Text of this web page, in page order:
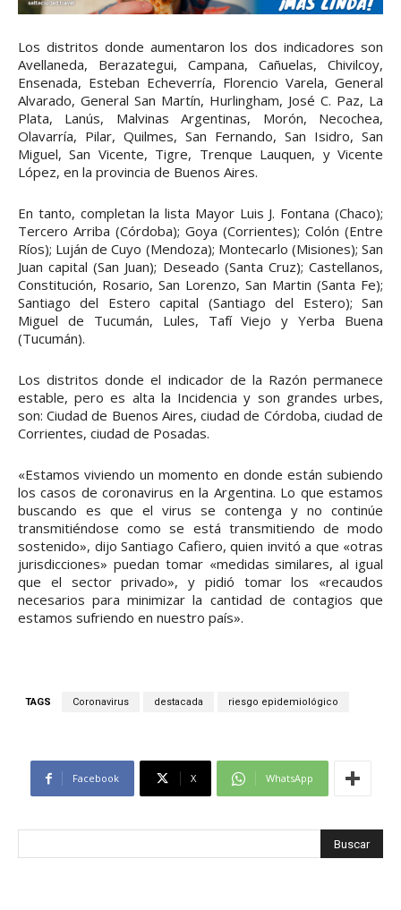
Los distritos donde aumentaron los dos indicadores son
Avellaneda, Berazategui, Campana, Cañuelas, Chivilcoy,
Ensenada, Esteban Echeverría, Florencio Varela, General
Alvarado, General San Martín, Hurlingham, José C. Paz, La
Plata, Lanús, Malvinas Argentinas, Morón, Necochea,
Olavarría, Pilar, Quilmes, San Fernando, San Isidro, San
Miguel, San Vicente, Tigre, Trenque Lauquen, y Vicente
López, en la provincia de Buenos Aires.
En tanto, completan la lista Mayor Luis J. Fontana (Chaco);
Tercero Arriba (Córdoba); Goya (Corrientes); Colón (Entre
Ríos); Luján de Cuyo (Mendoza); Montecarlo (Misiones); San
Juan capital (San Juan); Deseado (Santa Cruz); Castellanos,
Constitución, Rosario, San Lorenzo, San Martin (Santa Fe);
Santiago del Estero capital (Santiago del Estero); San
Miguel de Tucumán, Lules, Tafí Viejo y Yerba Buena
(Tucumán).
Los distritos donde el indicador de la Razón permanece
estable, pero es alta la Incidencia y son grandes urbes,
son: Ciudad de Buenos Aires, ciudad de Córdoba, ciudad de
Corrientes, ciudad de Posadas.
«Estamos viviendo un momento en donde están subiendo
los casos de coronavirus en la Argentina. Lo que estamos
buscando es que el virus se contenga y no continúe
transmitiéndose como se está transmitiendo de modo
sostenido», dijo Santiago Cafiero, quien invitó a que «otras
jurisdicciones» puedan tomar «medidas similares, al igual
que el sector privado», y pidió tomar los «recaudos
necesarios para minimizar la cantidad de contagios que
estamos sufriendo en nuestro país».
TAGS Coronavirus destacada riesgo epidemiológico
Facebook X WhatsApp